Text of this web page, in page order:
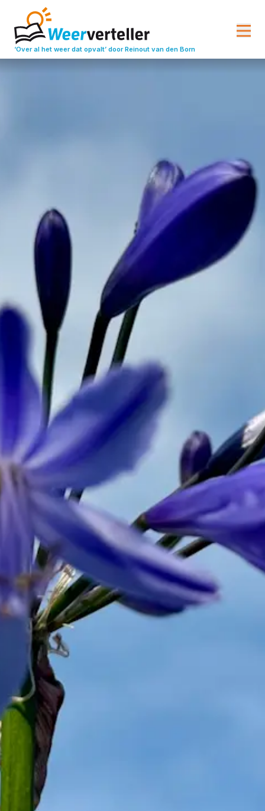
‘Over al het weer dat opvalt’ door Reinout van den Born